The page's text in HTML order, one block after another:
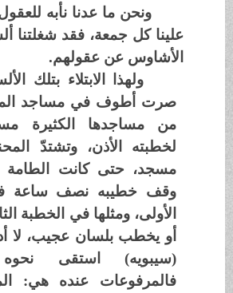
ونحن ما عدنا نأبه
علينا كل جمعة، فقد شغلتنا
الأشاوس عن عقولهم.
ولهذا الابتلاء بتلك
صرت أطوف في مساجد
من مساجدها الكثيرة
لخطبته الأذن، وتشتدّ
مسجد، حتى كانت الطامة
وقف خطيبه نصف ساعة في
الأولى، ومثلها في الخطبة
أو يخطب بلسان عجيب، لا
(سيبويه) استقى نحوه
فالمرفوعات عنده هي: